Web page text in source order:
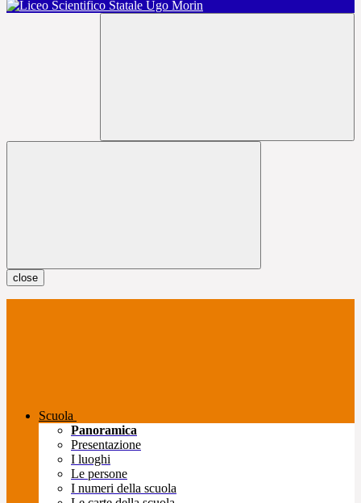
close
Scuola
Panoramica
Presentazione
I luoghi
Le persone
I numeri della scuola